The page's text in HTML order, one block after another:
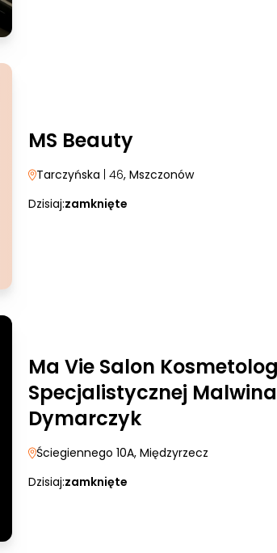
MS Beauty
Tarczyńska | 46, Mszczonów
Dzisiaj:zamknięte
Ma Vie Salon
Specjalistycznej Malwina
Dymarczyk
Ściegiennego 10A, Międzyrzecz
Dzisiaj:zamknięte